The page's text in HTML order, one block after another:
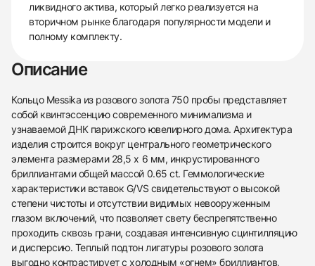
ликвидного актива, который легко реализуется на
вторичном рынке благодаря популярности модели и
полному комплекту.
Описание
Кольцо Messika из розового золота 750 пробы представляет
собой квинтэссенцию современного минимализма и
узнаваемой ДНК парижского ювелирного дома. Архитектура
изделия строится вокруг центрального геометрического
элемента размерами 28,5 х 6 мм, инкрустированного
бриллиантами общей массой 0.65 ct. Геммологические
характеристики вставок G/VS свидетельствуют о высокой
степени чистоты и отсутствии видимых невооруженным
глазом включений, что позволяет свету беспрепятственно
проходить сквозь грани, создавая интенсивную сцинтилляцию
и дисперсию. Теплый подтон лигатуры розового золота
выгодно контрастирует с холодным «огнем» бриллиантов,